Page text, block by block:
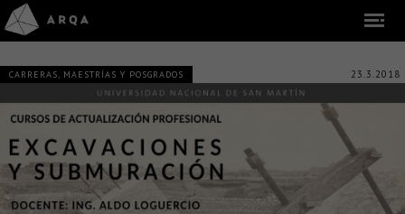
CARRERAS, MAESTRÍAS Y POSGRADOS 23.3.2018